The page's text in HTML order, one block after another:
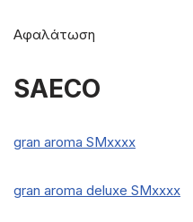
Αφαλάτωση
SAECO
gran aroma SMxxxx
gran aroma deluxe SMxxxx